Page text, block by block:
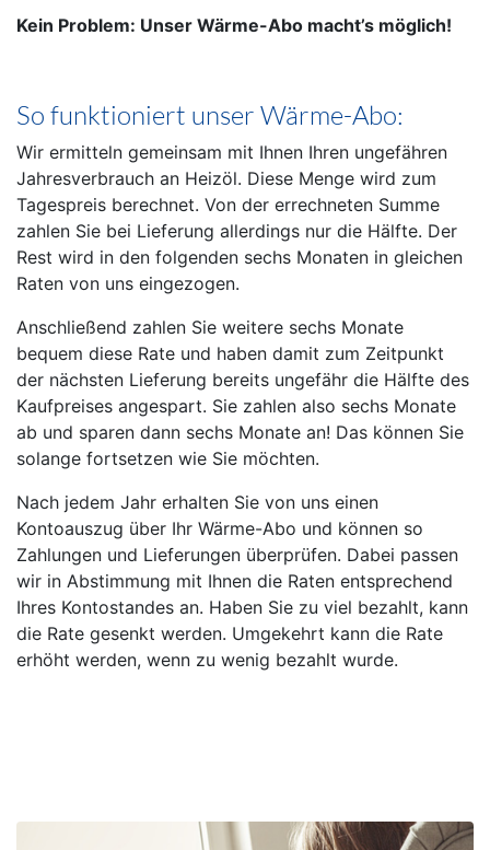
Kein Problem: Unser Wärme-Abo macht’s möglich!
So funktioniert unser Wärme-Abo:
Wir ermitteln gemeinsam mit Ihnen Ihren ungefähren
Jahresverbrauch an Heizöl. Diese Menge wird zum
Tagespreis berechnet. Von der errechneten Summe
zahlen Sie bei Lieferung allerdings nur die Hälfte. Der
Rest wird in den folgenden sechs Monaten in gleichen
Raten von uns eingezogen.
Anschließend zahlen Sie weitere sechs Monate
bequem diese Rate und haben damit zum Zeitpunkt
der nächsten Lieferung bereits ungefähr die Hälfte des
Kaufpreises angespart. Sie zahlen also sechs Monate
ab und sparen dann sechs Monate an! Das können Sie
solange fortsetzen wie Sie möchten.
Nach jedem Jahr erhalten Sie von uns einen
Kontoauszug über Ihr Wärme-Abo und können so
Zahlungen und Lieferungen überprüfen. Dabei passen
wir in Abstimmung mit Ihnen die Raten entsprechend
Ihres Kontostandes an. Haben Sie zu viel bezahlt, kann
die Rate gesenkt werden. Umgekehrt kann die Rate
erhöht werden, wenn zu wenig bezahlt wurde.